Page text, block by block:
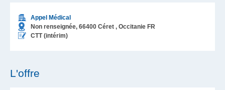
Appel Médical
Non renseignée, 66400 Céret , Occitanie FR
CTT (intérim)
L'offre